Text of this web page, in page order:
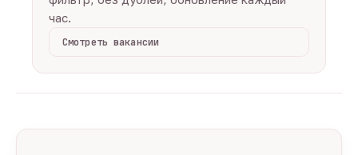
час.
Смотреть вакансии